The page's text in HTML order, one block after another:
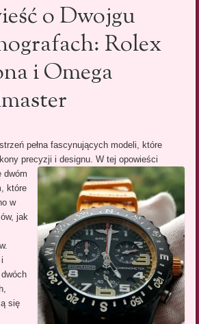
o Dwojgu
Rolex
i Omega
pełna fascynujących modeli, które
precyzji i designu. W tej opowieści
dwóm
które
w
jak
się